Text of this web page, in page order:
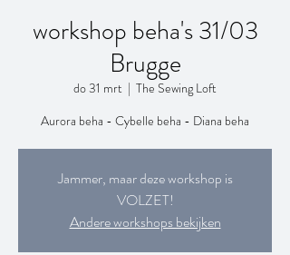
workshop beha's 31/03
Brugge
do 31 mrt
  |
The Sewing Loft
Aurora beha - Cybelle beha - Diana beha
Jammer, maar deze workshop is
VOLZET!
Andere workshops bekijken